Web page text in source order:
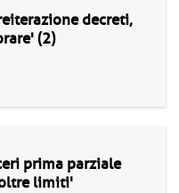
decreti,
(2)
prima parziale
limiti'